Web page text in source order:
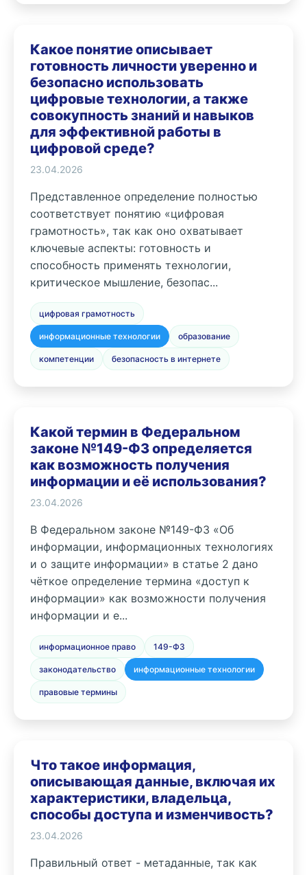
Какое понятие описывает
готовность личности уверенно и
безопасно использовать
цифровые технологии, а также
совокупность знаний и навыков
для эффективной работы в
цифровой среде?
23.04.2026
Представленное определение полностью
соответствует понятию «цифровая
грамотность», так как оно охватывает
ключевые аспекты: готовность и
способность применять технологии,
критическое мышление, безопас...
цифровая грамотность
информационные технологии образование
компетенции безопасность в интернете
Какой термин в Федеральном
законе №149-ФЗ определяется
как возможность получения
информации и её использования?
23.04.2026
В Федеральном законе №149-ФЗ «Об
информации, информационных технологиях
и о защите информации» в статье 2 дано
чёткое определение термина «доступ к
информации» как возможности получения
информации и е...
информационное право 149-ФЗ
законодательство информационные технологии
правовые термины
Что такое информация,
описывающая данные, включая их
характеристики, владельца,
способы доступа и изменчивость?
23.04.2026
Правильный ответ - метаданные, так как